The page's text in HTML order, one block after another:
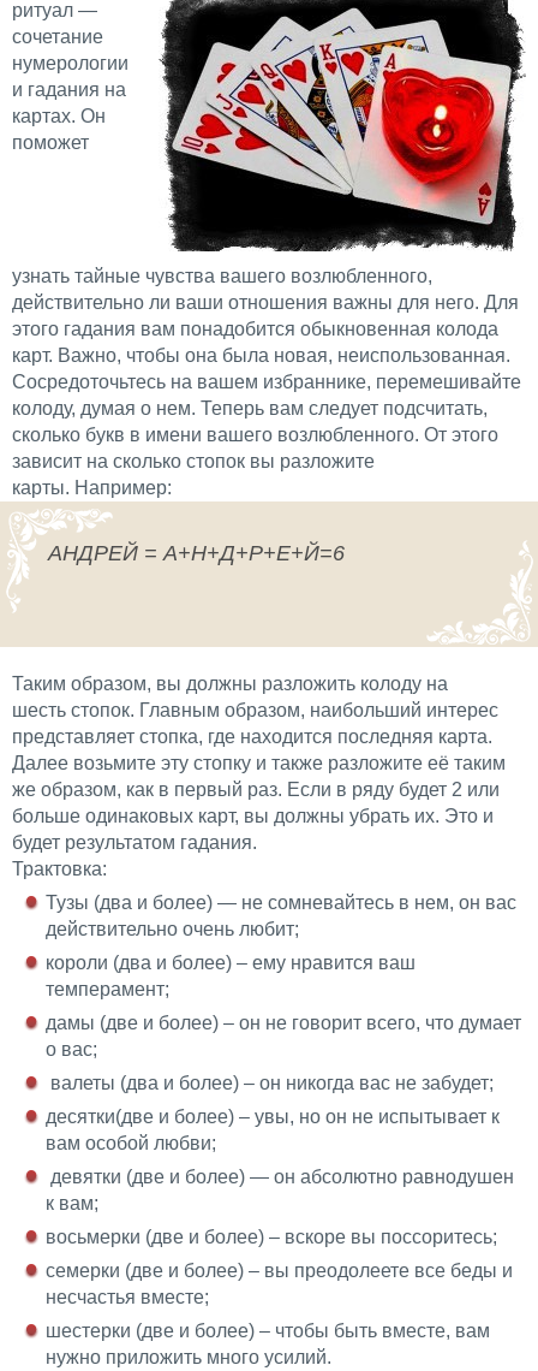
ритуал —
сочетание
нумерологии
и гадания на
картах. Он
поможет
узнать тайные чувства вашего возлюбленного,
действительно ли ваши отношения важны для него. Для
этого гадания вам понадобится обыкновенная колода
карт. Важно, чтобы она была новая, неиспользованная.
Сосредоточьтесь на вашем избраннике, перемешивайте
колоду, думая о нем. Теперь вам следует подсчитать,
сколько букв в имени вашего возлюбленного. От этого
зависит на сколько стопок вы разложите
карты. Например:
АНДРЕЙ = А+Н+Д+Р+Е+Й=6
Таким образом, вы должны разложить колоду на
шесть стопок. Главным образом, наибольший интерес
представляет стопка, где находится последняя карта.
Далее возьмите эту стопку и также разложите её таким
же образом, как в первый раз. Если в ряду будет 2 или
больше одинаковых карт, вы должны убрать их. Это и
будет результатом гадания.
Трактовка:
Тузы (два и более) — не сомневайтесь в нем, он вас
действительно очень любит;
короли (два и более) – ему нравится ваш
темперамент;
дамы (две и более) – он не говорит всего, что думает
о вас;
валеты (два и более) – он никогда вас не забудет;
десятки(две и более) – увы, но он не испытывает к
вам особой любви;
девятки (две и более) — он абсолютно равнодушен
к вам;
восьмерки (две и более) – вскоре вы поссоритесь;
семерки (две и более) – вы преодолеете все беды и
несчастья вместе;
шестерки (две и более) – чтобы быть вместе, вам
нужно приложить много усилий.